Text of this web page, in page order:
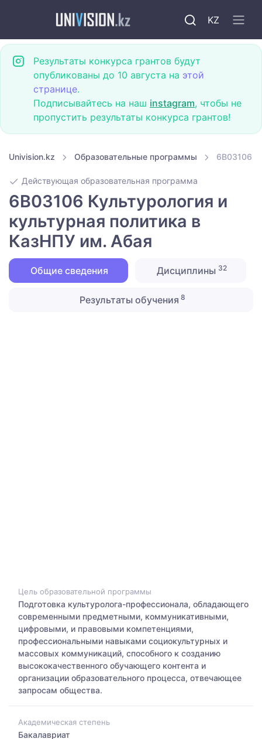
KZ
Результаты конкурса грантов будут
опубликованы до 10 августа на этой
странице.
Подписывайтесь на наш instagram, чтобы не
пропустить результаты конкурса грантов!
Univision.kz Образовательные программы 6B03106
Действующая образовательная программа
6B03106 Культурология и
культурная политика в
КазНПУ им. Абая
Общие сведения Дисциплины 32
Результаты обучения 8
Цель образовательной программы
Подготовка культуролога-профессионала, обладающего
современными предметными, коммуникативными,
цифровыми, и правовыми компетенциями,
профессиональными навыками социокультурных и
массовых коммуникаций, способного к созданию
высококачественного обучающего контента и
организации образовательного процесса, отвечающее
запросам общества.
Академическая степень
Бакалавриат